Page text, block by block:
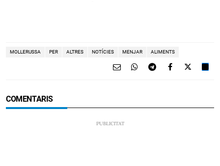
MOLLERUSSA PER ALTRES NOTÍCIES MENJAR ALIMENTS
COMENTARIS